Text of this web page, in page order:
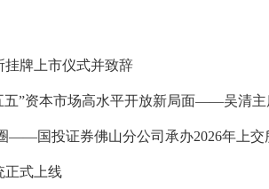
挂牌上市仪式并致辞
五”资本市场高水平开放新局面——吴清
——国投证券佛山分公司承办2026年上交
正式上线